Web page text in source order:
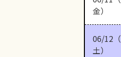
金）
06/12（
土）